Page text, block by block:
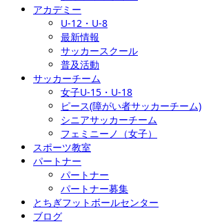
アカデミー
U-12・U-8
最新情報
サッカースクール
普及活動
サッカーチーム
女子U-15・U-18
ピース(障がい者サッカーチーム)
シニアサッカーチーム
フェミニーノ（女子）
スポーツ教室
パートナー
パートナー
パートナー募集
とちぎフットボールセンター
ブログ